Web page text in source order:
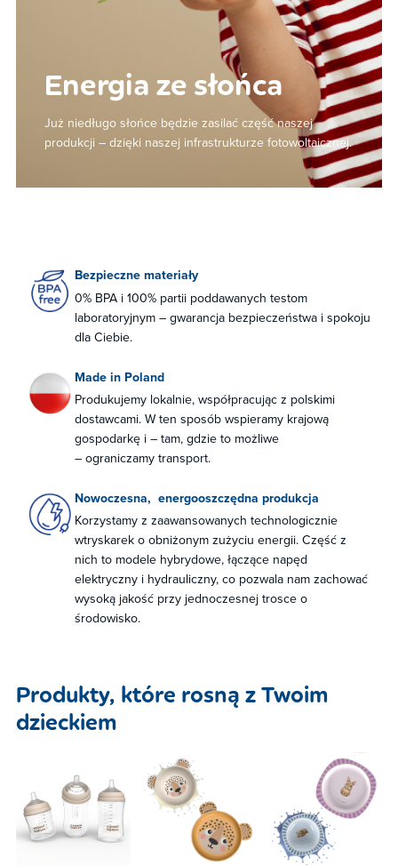
Energia ze słońca
Już niedługo słońce będzie zasilać część naszej
produkcji – dzięki naszej infrastrukturze fotowoltaicznej.
Bezpieczne materiały​
0% BPA i 100% partii poddawanych testom
laboratoryjnym – gwarancja bezpieczeństwa i spokoju
dla Ciebie.​
Made in Poland​
Produkujemy lokalnie, współpracując z polskimi
dostawcami. W ten sposób wspieramy krajową
gospodarkę ​i – tam, gdzie to możliwe ​
– ograniczamy transport.
Nowoczesna, ​ energooszczędna produkcja​
Korzystamy z zaawansowanych technologicznie
wtryskarek o obniżonym zużyciu energii. Część z
nich to modele hybrydowe, łączące napęd
elektryczny i hydrauliczny, co pozwala nam zachować
wysoką jakość przy jednoczesnej trosce o
środowisko.
Produkty, które rosną z Twoim
dzieckiem​